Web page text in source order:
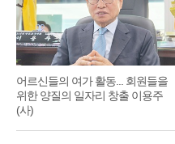
어르신들의 여가 활동... 회원들을
위한 양질의 일자리 창출 이용주
(사)